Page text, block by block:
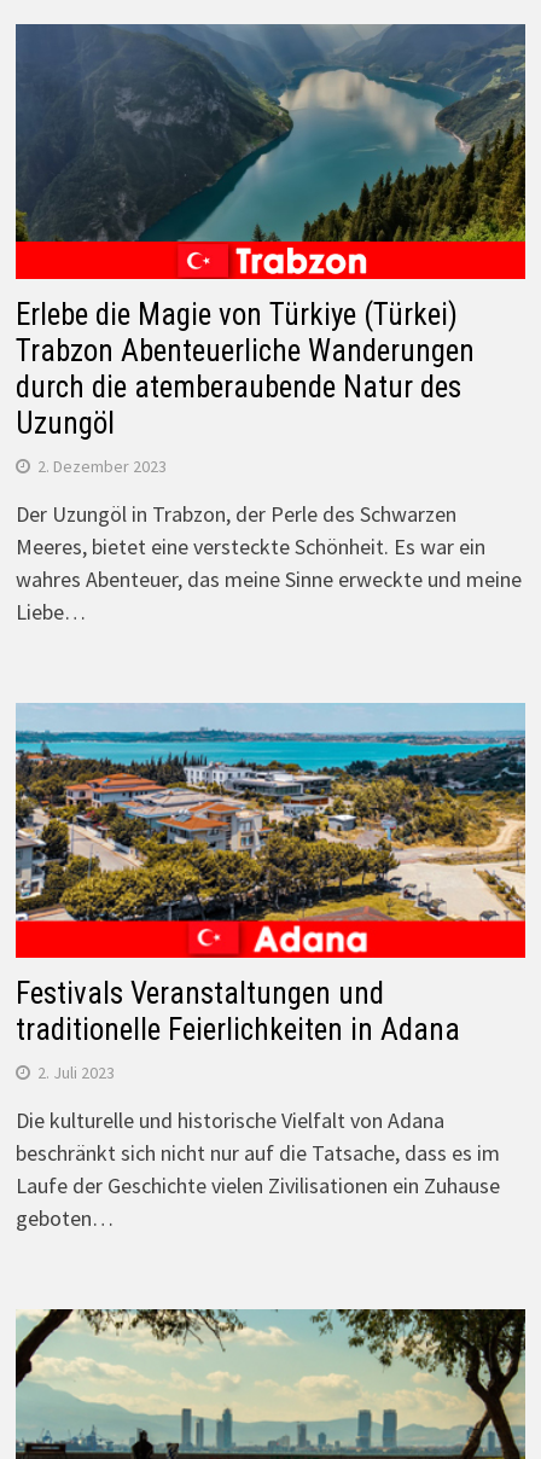
Erlebe die Magie von Türkiye (Türkei)
Trabzon Abenteuerliche Wanderungen
durch die atemberaubende Natur des
Uzungöl
2. Dezember 2023
Der Uzungöl in Trabzon, der Perle des Schwarzen
Meeres, bietet eine versteckte Schönheit. Es war ein
wahres Abenteuer, das meine Sinne erweckte und meine
Liebe…
Festivals Veranstaltungen und
traditionelle Feierlichkeiten in Adana
2. Juli 2023
Die kulturelle und historische Vielfalt von Adana
beschränkt sich nicht nur auf die Tatsache, dass es im
Laufe der Geschichte vielen Zivilisationen ein Zuhause
geboten…